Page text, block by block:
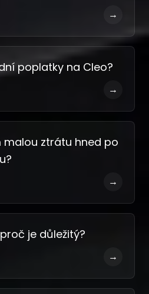
→
poplatky na Cleo?
→
malou ztrátu hned po
→
je důležitý?
→